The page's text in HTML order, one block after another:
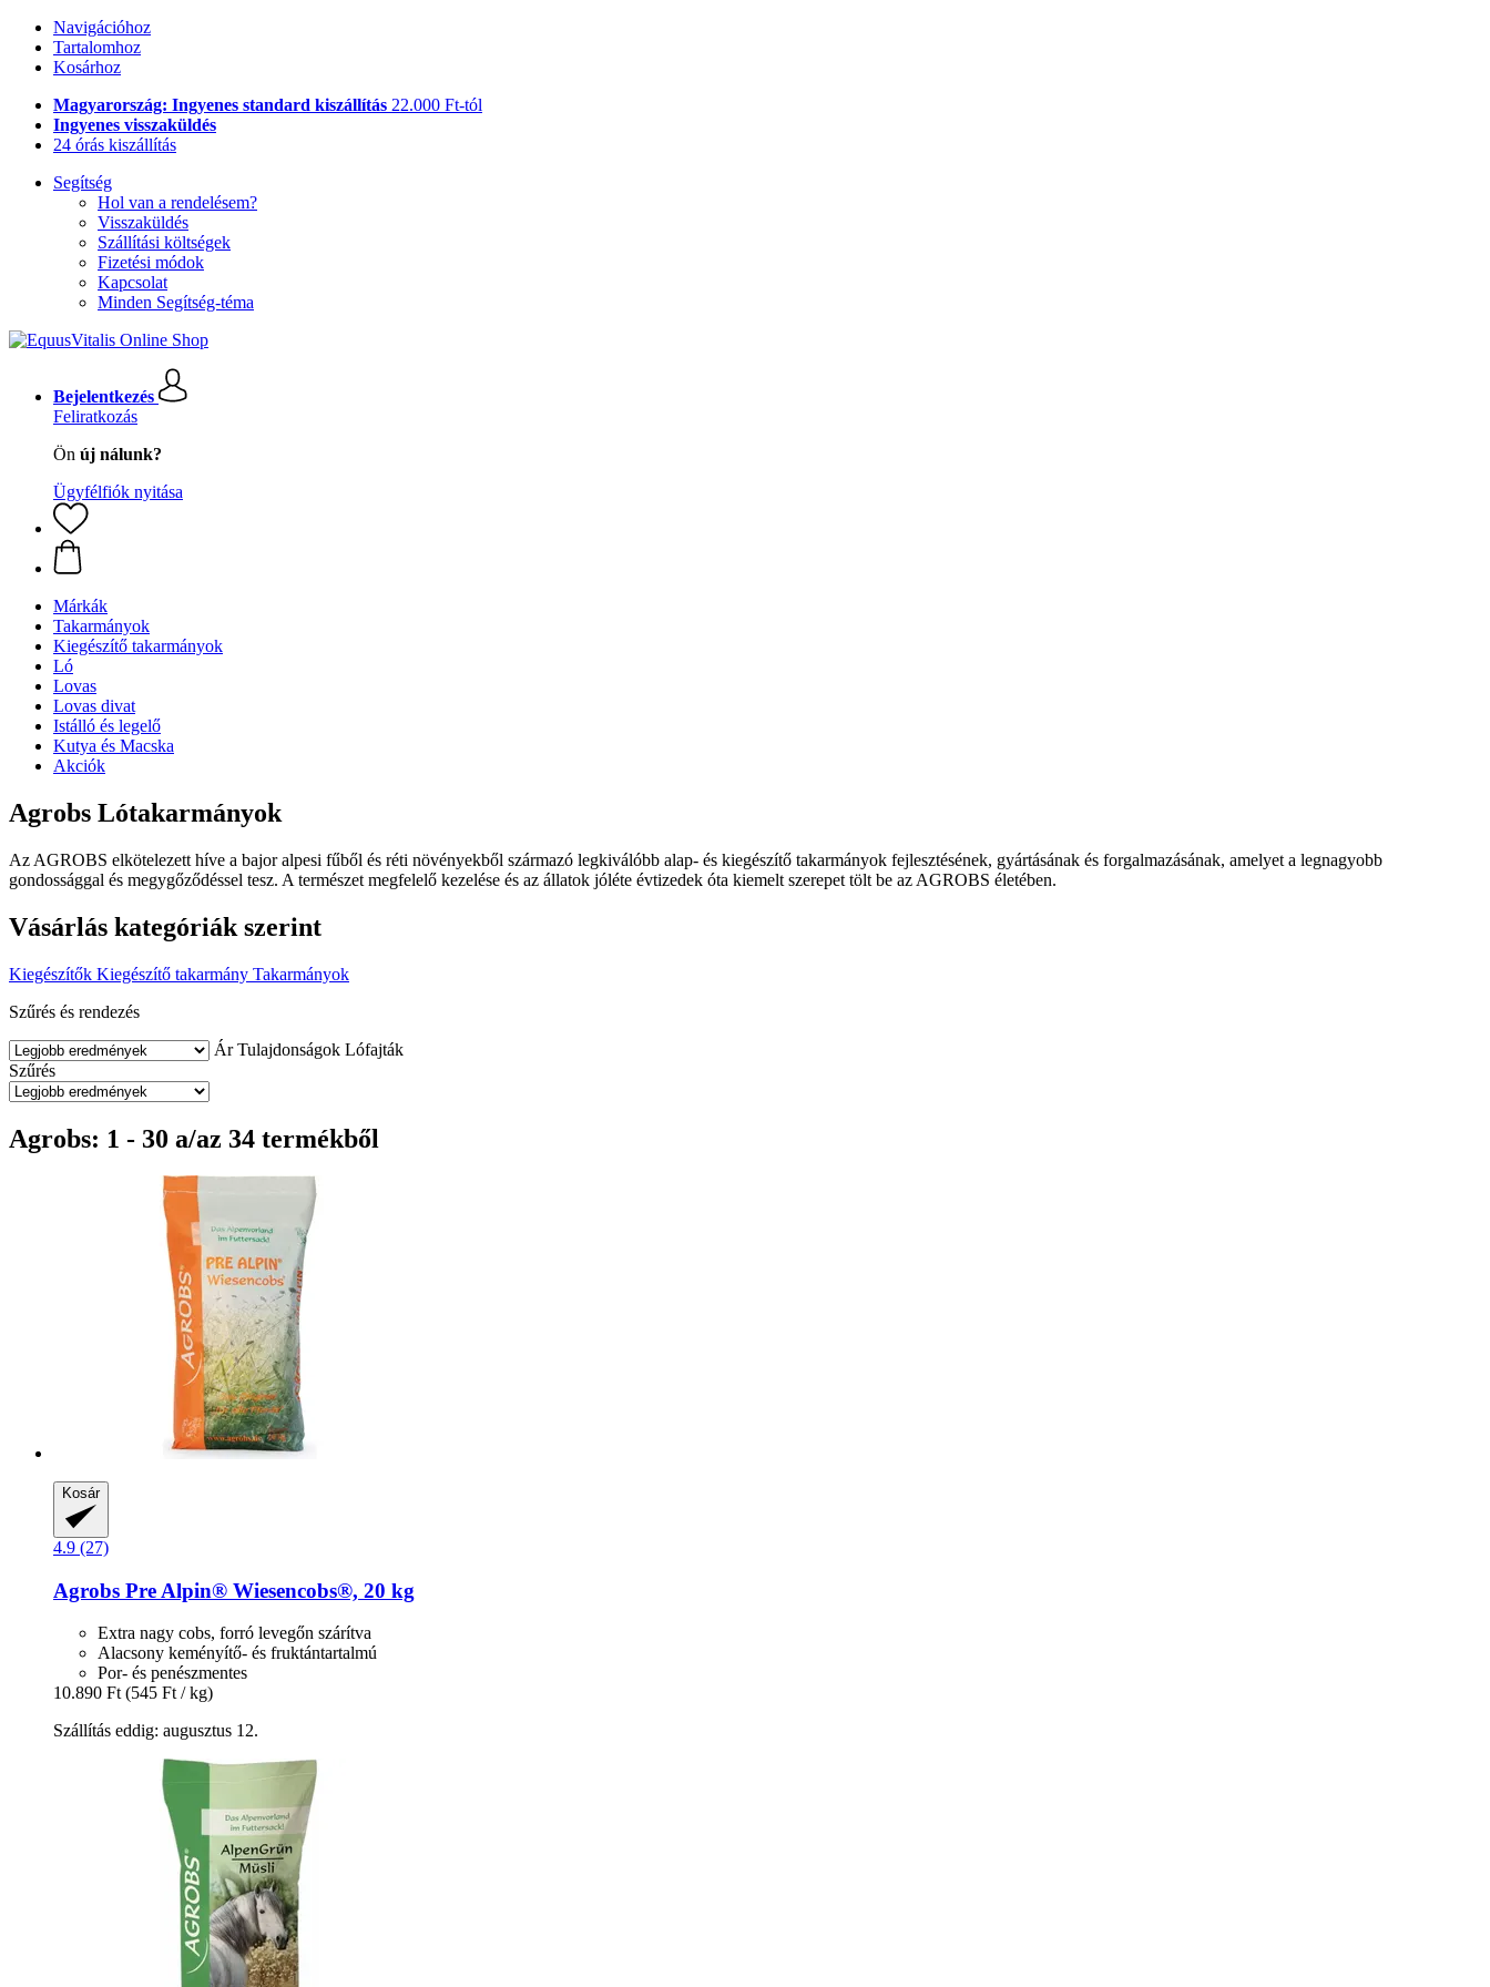
Navigációhoz
Tartalomhoz
Kosárhoz
Magyarország: Ingyenes standard kiszállítás 22.000 Ft-tól
Ingyenes visszaküldés
24 órás kiszállítás
Segítség
Hol van a rendelésem?
Visszaküldés
Szállítási költségek
Fizetési módok
Kapcsolat
Minden Segítség-téma
Bejelentkezés
Feliratkozás
Ön új nálunk?
Ügyfélfiók nyitása
Márkák
Takarmányok
Kiegészítő takarmányok
Ló
Lovas
Lovas divat
Istálló és legelő
Kutya és Macska
Akciók
Agrobs Lótakarmányok
Az AGROBS elkötelezett híve a bajor alpesi fűből és réti növényekből származó legkiválóbb alap- és kiegészítő takarmányok fejlesztésének, gyártásának és forgalmazásának, amelyet a legnagyobb
gondossággal és megygőződéssel tesz. A természet megfelelő kezelése és az állatok jóléte évtizedek óta kiemelt szerepet tölt be az AGROBS életében.
Vásárlás kategóriák szerint
Kiegészítők Kiegészítő takarmány Takarmányok
Szűrés és rendezés
Ár Tulajdonságok Lófajták
Szűrés
Agrobs: 1 - 30 a/az 34 termékből
Kosár
4.9 (27)
Agrobs Pre Alpin® Wiesencobs®, 20 kg
Extra nagy cobs, forró levegőn szárítva
Alacsony keményítő- és fruktántartalmú
Por- és penészmentes
10.890 Ft (545 Ft / kg)
Szállítás eddig: augusztus 12.